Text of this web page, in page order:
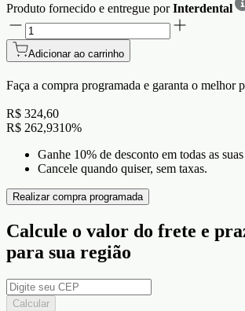
Produto fornecido e entregue porInterdental
Adicionar ao carrinho
Faça a compra programada e garanta o melhor
R$ 324,60
R$ 262,9310%
Ganhe 10% de desconto em todas as
Cancele quando quiser, sem taxas.
Realizar compra programada
Calcule o valor do frete e
para sua região
Calcular